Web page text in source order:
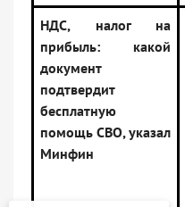
НДС, налог на
прибыль: какой
документ
подтвердит
бесплатную
помощь СВО, указал
Минфин